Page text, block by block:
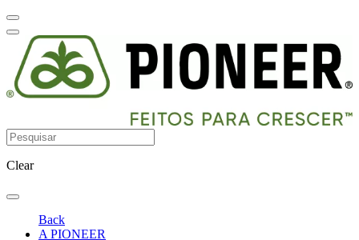
Clear
Back
A PIONEER